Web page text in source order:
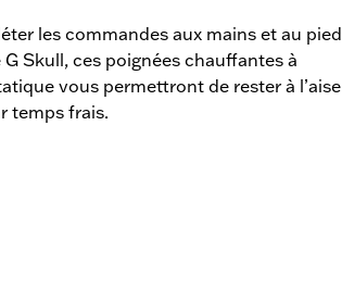
les commandes aux mains et au pied
Skull, ces poignées chauffantes à
vous permettront de rester à l’aise
temps frais.